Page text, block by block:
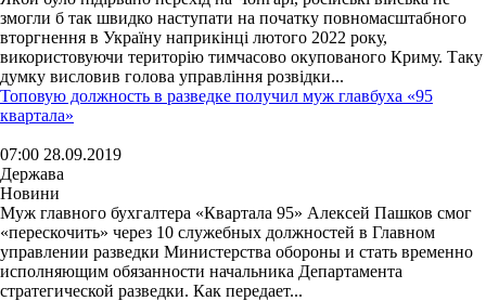
змогли б так швидко наступати на початку повномасштабного
вторгнення в Україну наприкінці лютого 2022 року,
використовуючи територію тимчасово окупованого Криму. Таку
думку висловив голова управління розвідки...
Топовую должность в разведке получил муж главбуха «95
квартала»
07:00 28.09.2019
Держава
Новини
Муж главного бухгалтера «Квартала 95» Алексей Пашков смог
«перескочить» через 10 служебных должностей в Главном
управлении разведки Министерства обороны и стать временно
исполняющим обязанности начальника Департамента
стратегической разведки. Как передает...